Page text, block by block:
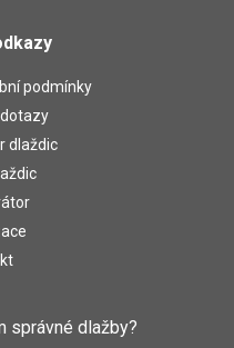
podmínky
dlaždic
správné dlažby?